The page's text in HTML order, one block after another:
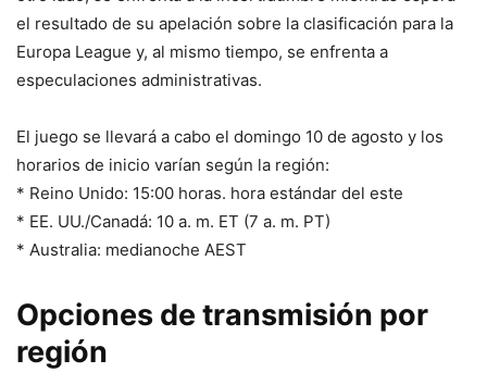
el resultado de su apelación sobre la clasificación para la
Europa League y, al mismo tiempo, se enfrenta a
especulaciones administrativas.
El juego se llevará a cabo el domingo 10 de agosto y los
horarios de inicio varían según la región:
* Reino Unido: 15:00 horas. hora estándar del este
* EE. UU./Canadá: 10 a. m. ET (7 a. m. PT)
* Australia: medianoche AEST
Opciones de transmisión por
región